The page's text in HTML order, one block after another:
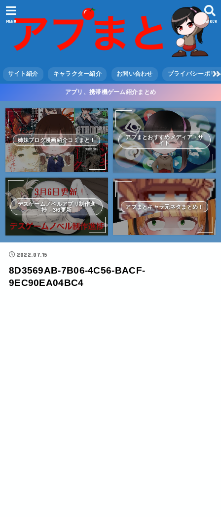
SEARCH
MENU
サイト紹介 キャラクター紹介 お問い合わせ プライバシーポリ
アプリ、携帯機ゲーム紹介まとめ
姉妹ブログ漫画紹介コミまと！
アプまとおすすめメディア・サ
イト
デスゲームノベルアプリ制作進
捗 3/6更新
アプまとキャラ元ネタまとめ！
2022.07.15
8D3569AB-7B06-4C56-BACF-
9EC90EA04BC4